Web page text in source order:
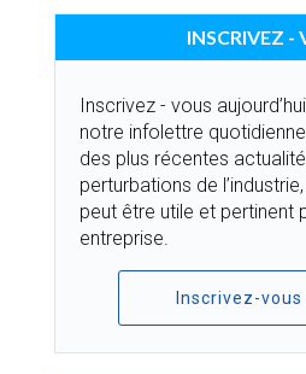
INSCRIVEZ -
Inscrivez - vous
notre infolettre
des plus récentes
perturbations de
peut être utile et pertinent
entreprise.
Inscrivez-vous